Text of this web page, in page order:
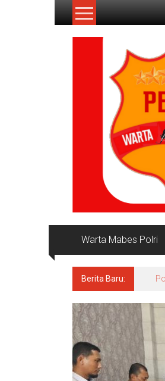
Lompat
Jurnalisme
Warta Mabes Polri
Berita Baru: